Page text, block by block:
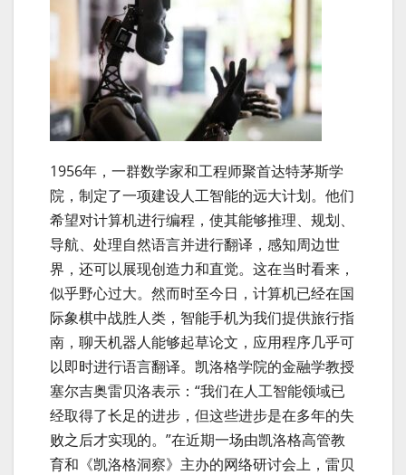
1956年，一群数学家和工程师聚首达特茅斯学
院，制定了一项建设人工智能的远大计划。他们
希望对计算机进行编程，使其能够推理、规划、
导航、处理自然语言并进行翻译，感知周边世
界，还可以展现创造力和直觉。这在当时看来，
似乎野心过大。然而时至今日，计算机已经在国
际象棋中战胜人类，智能手机为我们提供旅行指
南，聊天机器人能够起草论文，应用程序几乎可
以即时进行语言翻译。凯洛格学院的金融学教授
塞尔吉奥雷贝洛表示：“我们在人工智能领域已
经取得了长足的进步，但这些进步是在多年的失
败之后才实现的。”在近期一场由凯洛格高管教
育和《凯洛格洞察》主办的网络研讨会上，雷贝